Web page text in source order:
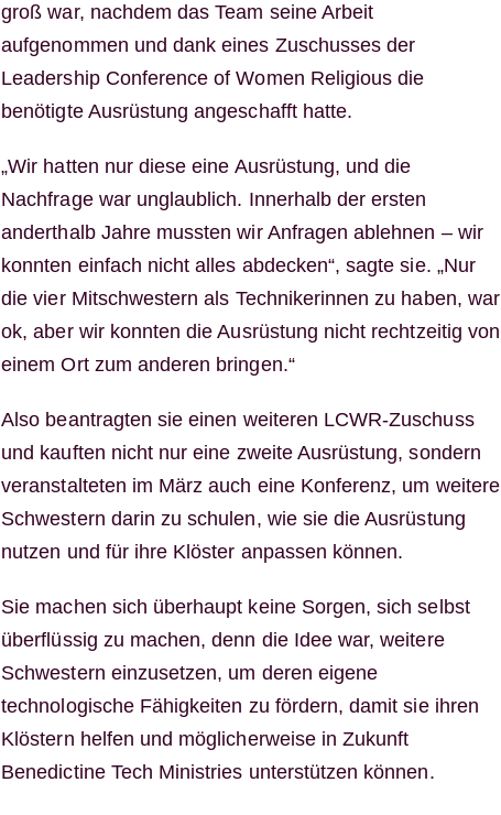
groß war, nachdem das Team seine Arbeit
aufgenommen und dank eines Zuschusses der
Leadership Conference of Women Religious die
benötigte Ausrüstung angeschafft hatte.
„Wir hatten nur diese eine Ausrüstung, und die
Nachfrage war unglaublich. Innerhalb der ersten
anderthalb Jahre mussten wir Anfragen ablehnen – wir
konnten einfach nicht alles abdecken“, sagte sie. „Nur
die vier Mitschwestern als Technikerinnen zu haben, war
ok, aber wir konnten die Ausrüstung nicht rechtzeitig von
einem Ort zum anderen bringen.“
Also beantragten sie einen weiteren LCWR-Zuschuss
und kauften nicht nur eine zweite Ausrüstung, sondern
veranstalteten im März auch eine Konferenz, um weitere
Schwestern darin zu schulen, wie sie die Ausrüstung
nutzen und für ihre Klöster anpassen können.
Sie machen sich überhaupt keine Sorgen, sich selbst
überflüssig zu machen, denn die Idee war, weitere
Schwestern einzusetzen, um deren eigene
technologische Fähigkeiten zu fördern, damit sie ihren
Klöstern helfen und möglicherweise in Zukunft
Benedictine Tech Ministries unterstützen können.